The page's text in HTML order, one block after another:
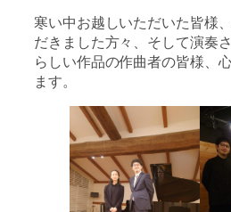
寒い中お越しいただいた皆様
だきました方々、そして演奏
らしい作品の作曲者の皆様、
ます。